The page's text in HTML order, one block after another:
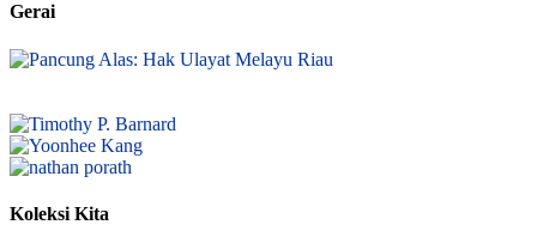
Gerai
Koleksi Kita